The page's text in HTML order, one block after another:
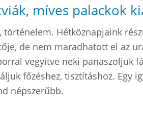
míves palackok
történelem. Hétköznapjaink
de nem maradhatott el az
vegyítve neki panaszoljuk
főzéshez, tisztításhoz. Egy
népszerűbb.